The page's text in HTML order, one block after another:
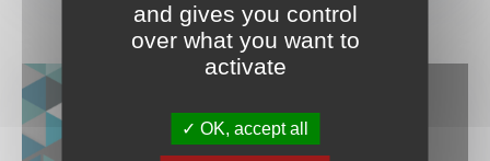
and gives you control
over what you want to
activate
OK, accept all